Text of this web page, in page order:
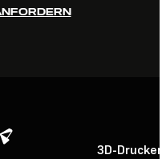
3D-Drucker